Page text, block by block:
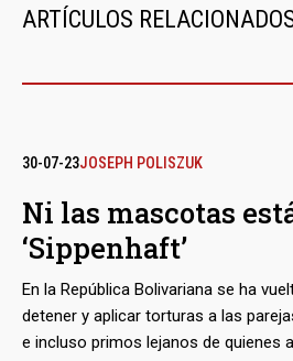
ARTÍCULOS
30-07-23JOSEPH POLISZUK
Ni las mascotas
‘Sippenhaft’
En la República Bolivariana se ha
detener y aplicar torturas a las
e incluso primos lejanos de quienes